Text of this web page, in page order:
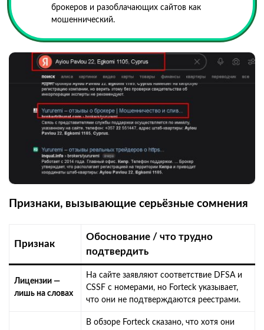
брокеров и разоблачающих сайтов как
мошеннический.
Признаки, вызывающие серьёзные сомнения
Признак
Обоснование / что трудно
подтвердить
Лицензии —
лишь на словах
На сайте заявляют соответствие DFSA и
CSSF с номерами, но Forteck указывает,
что они не подтверждаются реестрами.
В обзоре Forteck сказано, что хотя они